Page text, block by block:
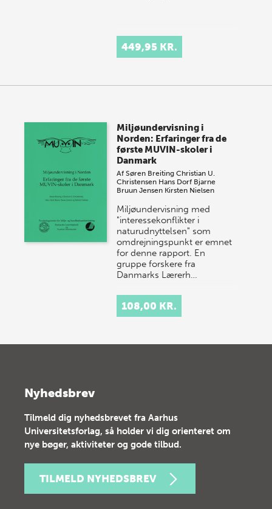
449,95 KR.
Miljøundervisning i
Norden: Erfaringer fra de
første MUVIN-skoler i
Danmark
AfSøren Breiting Christian U.
Christensen Hans Dorf Bjarne
Bruun Jensen Kirsten Nielsen
Miljøundervisning med
"interessekonflikter i
naturudnyttelsen" som
omdrejningspunkt er emnet
for denne rapport. En
gruppe forskere fra
Danmarks Lærerh…
108,00 KR.
Nyhedsbrev
Tilmeld dig nyhedsbrevet fra Aarhus
Universitetsforlag, så holder vi dig orienteret om
nye bøger, aktiviteter og gode tilbud.
TILMELD NYHEDSBREV